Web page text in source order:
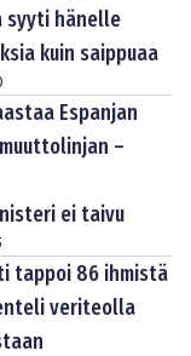
syyti hänelle
kuin saippuaa
Espanjan
–
ei taivu
tappoi 86 ihmistä
veriteolla